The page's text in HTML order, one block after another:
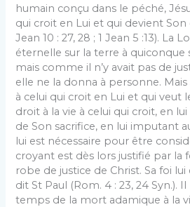
humain conçu dans le péché,
qui croit en Lui et qui devient Son
Jean 10 : 27, 28 ; 1 Jean 5 :13). La
éternelle sur la terre à quiconque
mais comme il n’y avait pas de
elle ne la donna à personne.
à celui qui croit en Lui et qui veut
droit à la vie à celui qui croit, en
de Son sacrifice, en lui imputant
lui est nécessaire pour être
croyant est dès lors justifié par la
robe de justice de Christ. Sa foi
dit St Paul (Rom. 4 : 23, 24 Syn.).
temps de la mort adamique à la